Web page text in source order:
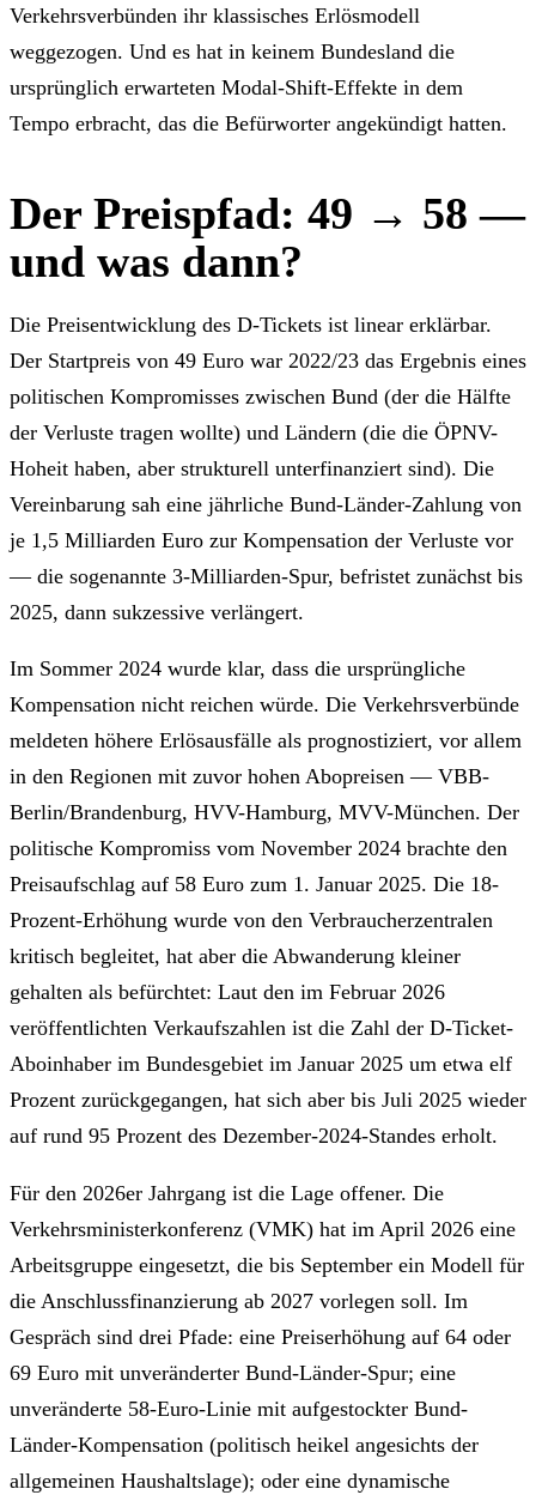
Verkehrsverbünden ihr klassisches Erlösmodell
weggezogen. Und es hat in keinem Bundesland die
ursprünglich erwarteten Modal-Shift-Effekte in dem
Tempo erbracht, das die Befürworter angekündigt hatten.
Der Preispfad: 49 → 58 —
und was dann?
Die Preisentwicklung des D-Tickets ist linear erklärbar.
Der Startpreis von 49 Euro war 2022/23 das Ergebnis eines
politischen Kompromisses zwischen Bund (der die Hälfte
der Verluste tragen wollte) und Ländern (die die ÖPNV-
Hoheit haben, aber strukturell unterfinanziert sind). Die
Vereinbarung sah eine jährliche Bund-Länder-Zahlung von
je 1,5 Milliarden Euro zur Kompensation der Verluste vor
— die sogenannte 3-Milliarden-Spur, befristet zunächst bis
2025, dann sukzessive verlängert.
Im Sommer 2024 wurde klar, dass die ursprüngliche
Kompensation nicht reichen würde. Die Verkehrsverbünde
meldeten höhere Erlösausfälle als prognostiziert, vor allem
in den Regionen mit zuvor hohen Abopreisen — VBB-
Berlin/Brandenburg, HVV-Hamburg, MVV-München. Der
politische Kompromiss vom November 2024 brachte den
Preisaufschlag auf 58 Euro zum 1. Januar 2025. Die 18-
Prozent-Erhöhung wurde von den Verbraucherzentralen
kritisch begleitet, hat aber die Abwanderung kleiner
gehalten als befürchtet: Laut den im Februar 2026
veröffentlichten Verkaufszahlen ist die Zahl der D-Ticket-
Aboinhaber im Bundesgebiet im Januar 2025 um etwa elf
Prozent zurückgegangen, hat sich aber bis Juli 2025 wieder
auf rund 95 Prozent des Dezember-2024-Standes erholt.
Für den 2026er Jahrgang ist die Lage offener. Die
Verkehrsministerkonferenz (VMK) hat im April 2026 eine
Arbeitsgruppe eingesetzt, die bis September ein Modell für
die Anschlussfinanzierung ab 2027 vorlegen soll. Im
Gespräch sind drei Pfade: eine Preiserhöhung auf 64 oder
69 Euro mit unveränderter Bund-Länder-Spur; eine
unveränderte 58-Euro-Linie mit aufgestockter Bund-
Länder-Kompensation (politisch heikel angesichts der
allgemeinen Haushaltslage); oder eine dynamische